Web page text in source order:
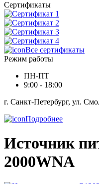
Сертификаты
Все сертификаты
Режим работы
ПН-ПТ
9:00 - 18:00
г. Санкт-Петербург, ул.
Подробнее
Источник
2000WNA